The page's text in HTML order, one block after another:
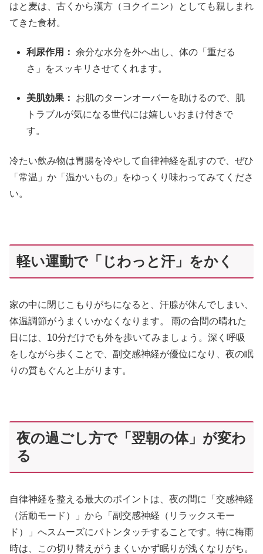
はと麦は、古くから漢方（ヨクイニン）としても親しまれ
てきた食材。
利尿作用： 余分な水分を外へ出し、体の「重だる
さ」をスッキリさせてくれます。
美肌効果：
お肌のターンオーバーを助けるので、肌
トラブルが気になる世代には嬉しいおまけ付きで
す。
冷たい飲み物は胃腸を冷やして自律神経を乱すので、ぜひ
「常温」か「温かいもの」をゆっくり味わってみてくださ
い。
軽い運動で「じわっと汗」をかく
家の中に閉じこもりがちになると、汗腺が休んでしまい、
体温調節がうまくいかなくなります。 雨の合間の晴れた
日には、10分だけでも外を歩いてみましょう。深く呼吸
をしながら歩くことで、副交感神経が優位になり、夜の眠
りの質もぐんと上がります。
夜の過ごし方で「翌朝の体」が変わ
る
自律神経を整える最大のポイントは、夜の間に「交感神経
（活動モード）」から「副交感神経（リラックスモー
ド）」へスムーズにバトンタッチすることです。特に梅雨
時は、この切り替えがうまくいかず眠りが浅くなりがち。